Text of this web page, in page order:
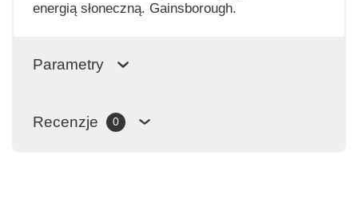
energią słoneczną. Gainsborough.
Parametry
Recenzje 0